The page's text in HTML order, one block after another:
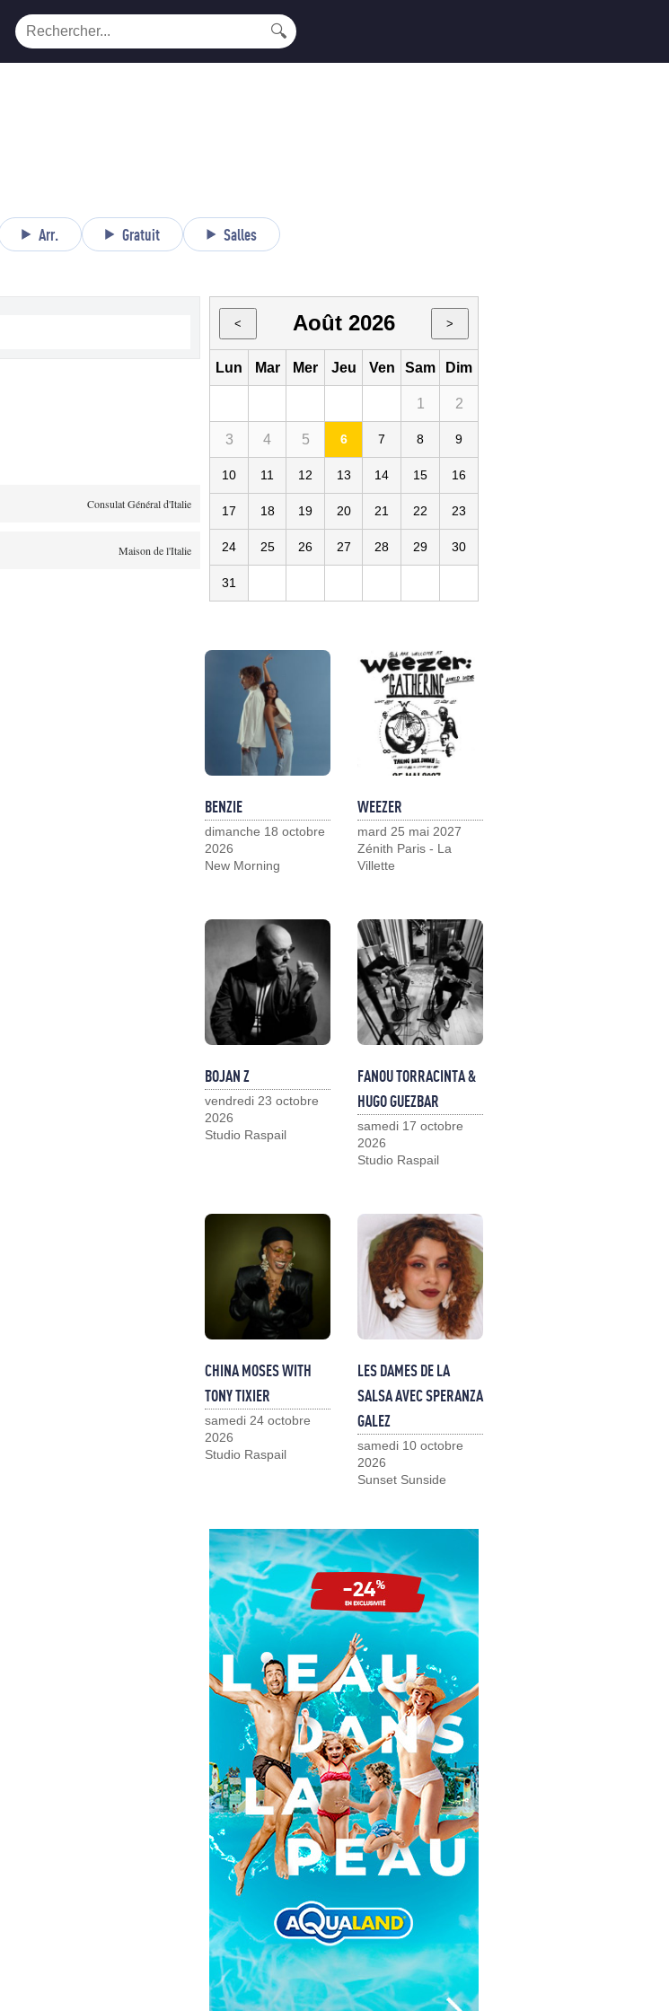
🔍
Arr. Gratuit Salles
Consulat Général d'Italie
Maison de l'Italie
< Août 2026 >
Lun Mar Mer Jeu Ven Sam Dim
1 2
3 4 5 6 7 8 9
10 11 12 13 14 15 16
17 18 19 20 21 22 23
24 25 26 27 28 29 30
31
BENZIE
dimanche 18 octobre
2026
New Morning
WEEZER
mard 25 mai 2027
Zénith Paris - La
Villette
BOJAN Z
vendredi 23 octobre
2026
Studio Raspail
FANOU TORRACINTA &
HUGO GUEZBAR
samedi 17 octobre
2026
Studio Raspail
CHINA MOSES WITH
TONY TIXIER
samedi 24 octobre
2026
Studio Raspail
LES DAMES DE LA
SALSA AVEC SPERANZA
GALEZ
samedi 10 octobre
2026
Sunset Sunside